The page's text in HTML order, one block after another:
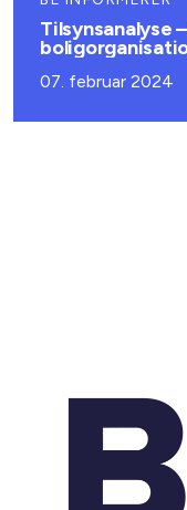
Tilsynsanalyse
07. februar 2024